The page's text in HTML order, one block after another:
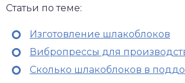
Статьи по теме:
Изготовление шлакоблоков
Вибропрессы для
Сколько шлакоблоков в